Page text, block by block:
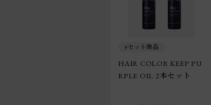
セット商品
HAIR COLOR KEEP PU
RPLE OIL 2本セット